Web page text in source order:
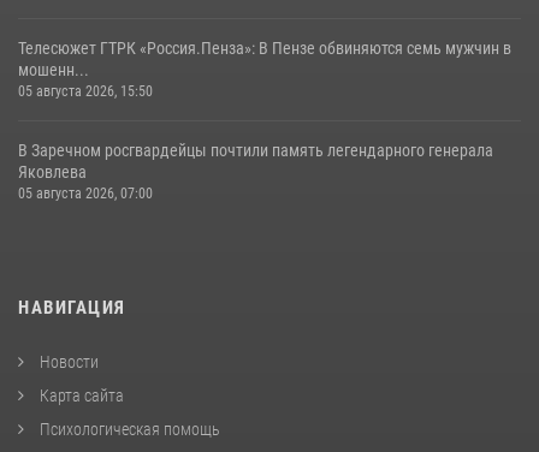
Телесюжет ГТРК «Россия.Пенза»: В Пензе обвиняются семь мужчин в
мошенн...
05 августа 2026, 15:50
В Заречном росгвардейцы почтили память легендарного генерала
Яковлева
05 августа 2026, 07:00
НАВИГАЦИЯ
Новости
Карта сайта
Психологическая помощь